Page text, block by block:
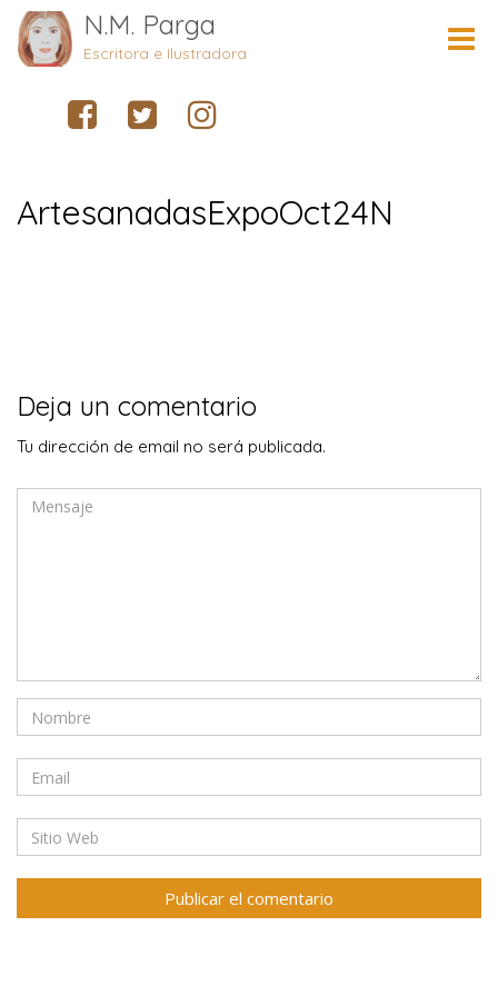
N.M. Parga
Escritora e Ilustradora
ArtesanadasExpoOct24N
Deja un comentario
Tu dirección de email no será publicada.